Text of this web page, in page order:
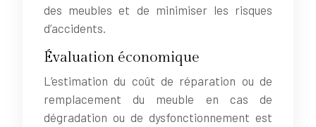
des meubles et de minimiser les risques
d’accidents.
Évaluation économique
L’estimation du coût de réparation ou de
remplacement du meuble en cas de
dégradation ou de dysfonctionnement est